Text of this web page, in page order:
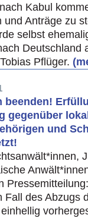
Kabul
und Anträge zu
selbst
Deutschland
Pflüger.
beenden!
gegenüber
und
Fall des Abzugs